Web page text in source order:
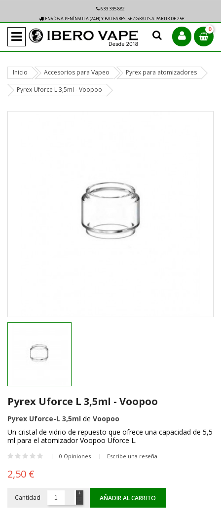
633 335 882
ENVÍOS A PENÍNSULA (24H) Y BALEARES: 5€ / GRATIS A PARTIR DE 25€
0
Inicio Accesorios para Vapeo Pyrex para atomizadores
Pyrex Uforce L 3,5ml - Voopoo
Pyrex Uforce L 3,5ml - Voopoo
Pyrex Uforce-L 3,5ml de Voopoo
Un cristal de vidrio de repuesto que ofrece una capacidad de 5,5
ml para el atomizador Voopoo Uforce L.
0 Opiniones Escribe una reseña
2,50 €
Cantidad AÑADIR AL CARRITO